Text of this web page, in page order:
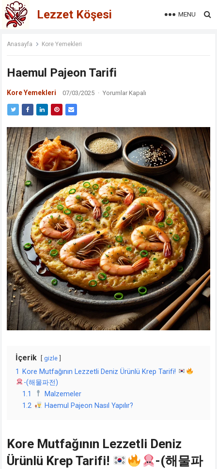
Lezzet Köşesi MENU
Anasayfa Kore Yemekleri
Haemul Pajeon Tarifi
Kore Yemekleri 07/03/2025 · Yorumlar Kapalı
İçerik gizle
1
Kore Mutfağının Lezzetli Deniz Ürünlü Krep Tarifi!
-(해물파전)
1.1
Malzemeler
1.2
Haemul Pajeon Nasıl Yapılır?
Kore Mutfağının Lezzetli Deniz
Ürünlü Krep Tarifi!
-(해물파